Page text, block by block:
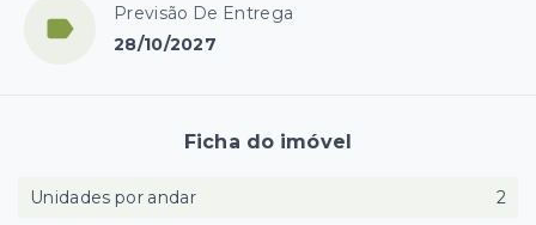
Previsão De Entrega
28/10/2027
Ficha do imóvel
Unidades por andar
2